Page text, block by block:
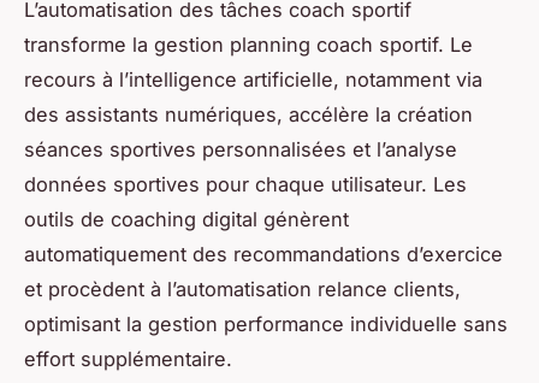
L’automatisation des tâches coach sportif
transforme la gestion planning coach sportif. Le
recours à l’intelligence artificielle, notamment via
des assistants numériques, accélère la création
séances sportives personnalisées et l’analyse
données sportives pour chaque utilisateur. Les
outils de coaching digital génèrent
automatiquement des recommandations d’exercice
et procèdent à l’automatisation relance clients,
optimisant la gestion performance individuelle sans
effort supplémentaire.